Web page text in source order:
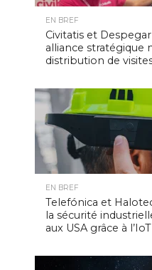
EN BREF
Civitatis et
alliance stratégique
distribution de
EN BREF
Telefónica et
la sécurité
aux USA grâce à